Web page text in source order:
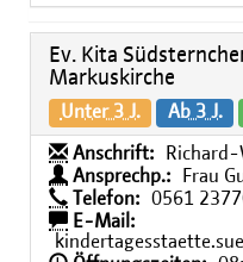
Ev. Kita
Markuskirche
Unter 3 J. Ab 3 J.
Anschrift:
Ansprechp.:
Frau
Telefon:
0561
E-Mail: